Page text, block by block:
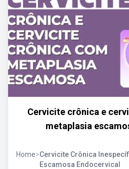
Cervicite crônica e
metaplasia
Home>Cervicite Crônica
Escamosa Endocervical